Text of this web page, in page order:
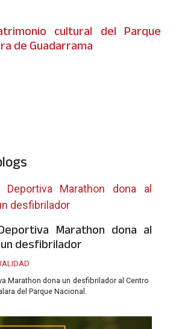
cultural del Parque
de Guadarrama
Marathon dona al
desfibrilador
Marathon dona un desfibrilador al Centro
del Parque Nacional.